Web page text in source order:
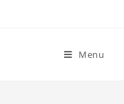
Menu